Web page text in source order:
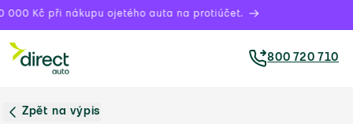
000 Kč při nákupu ojetého auta na protiúčet.
800 720 710
Zpět na výpis